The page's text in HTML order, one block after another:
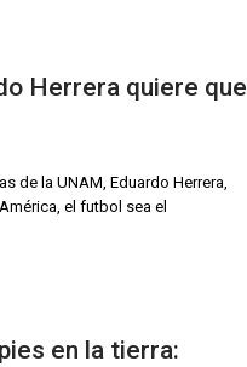
Herrera quiere que
de la UNAM, Eduardo Herrera,
el futbol sea el
en la tierra: